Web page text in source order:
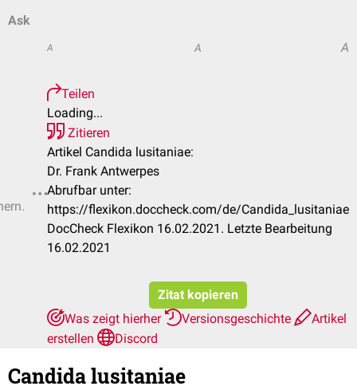
Ask
A A A
Teilen
Loading...
Zitieren
Artikel Candida lusitaniae:
Dr. Frank Antwerpes
Abrufbar unter:
https://flexikon.doccheck.com/de/Candida_lusitaniae
DocCheck Flexikon 16.02.2021. Letzte Bearbeitung
16.02.2021
Zitat kopieren
Was zeigt hierher
Versionsgeschichte
Artikel
erstellen
Discord
Candida lusitaniae